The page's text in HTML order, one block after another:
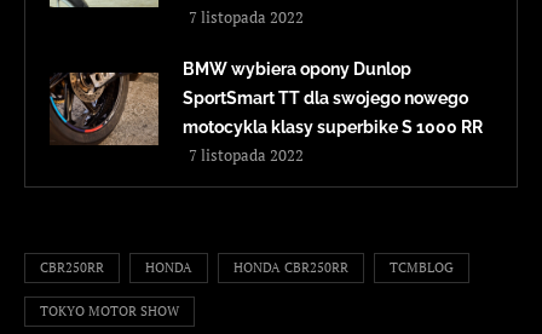
7 listopada 2022
BMW wybiera opony Dunlop
SportSmart TT dla swojego nowego
motocykla klasy superbike S 1000 RR
7 listopada 2022
CBR250RR HONDA HONDA CBR250RR TCMBLOG
TOKYO MOTOR SHOW